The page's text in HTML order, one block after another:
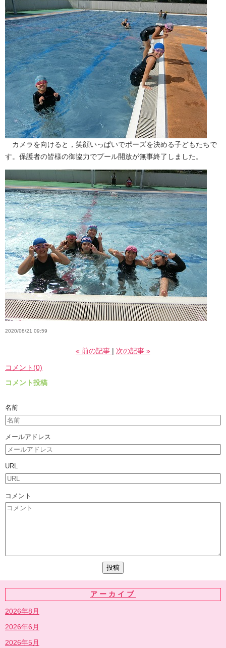
カメラを向けると，笑顔いっぱいでポーズを決める子どもたちで
す。保護者の皆様の御協力でプール開放が無事終了しました。
2020/08/21 09:59
« 前の記事 次の記事 »
コメント(0)
コメント投稿
名前
メールアドレス
URL
コメント
アーカイブ
2026年8月
2026年6月
2026年5月